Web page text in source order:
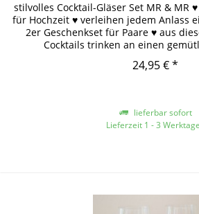
stilvolles Cocktail-Gläser Set MR & MR
für Hochzeit ♥ verleihen jedem Anlass
2er Geschenkset für Paare ♥ aus
Cocktails trinken an einen
24,95 € *
lieferbar sofort
Lieferzeit 1 - 3